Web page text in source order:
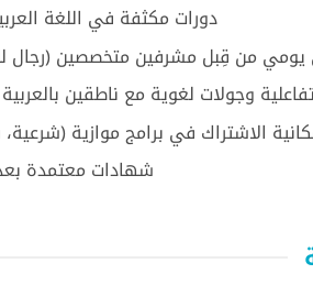
دورات مكثفة في اللغة العربية (20–25 ساعة
من قِبل مشرفين متخصصين (رجال
وجولات لغوية مع ناطقين بالعربية
الاشتراك في برامج موازية
شهادات معتمدة بعد